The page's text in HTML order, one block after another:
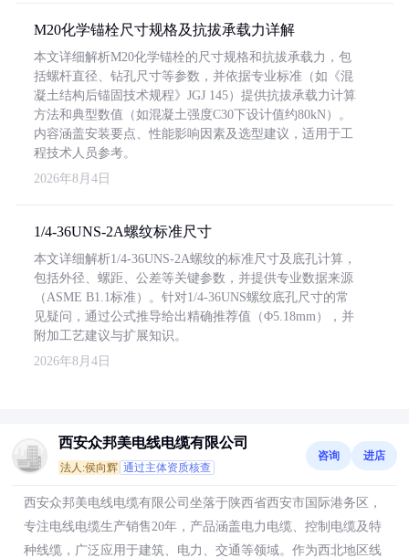
M20化学锚栓尺寸规格及抗拔承载力详解
本文详细解析M20化学锚栓的尺寸规格和抗拔承载力，包
括螺杆直径、钻孔尺寸等参数，并依据专业标准（如《混
凝土结构后锚固技术规程》JGJ 145）提供抗拔承载力计算
方法和典型数值（如混凝土强度C30下设计值约80kN）。
内容涵盖安装要点、性能影响因素及选型建议，适用于工
程技术人员参考。
2026年8月4日
1/4-36UNS-2A螺纹标准尺寸
本文详细解析1/4-36UNS-2A螺纹的标准尺寸及底孔计算，
包括外径、螺距、公差等关键参数，并提供专业数据来源
（ASME B1.1标准）。针对1/4-36UNS螺纹底孔尺寸的常
见疑问，通过公式推导给出精确推荐值（Φ5.18mm），并
附加工艺建议与扩展知识。
2026年8月4日
西安众邦美电线电缆有限公司
法人:侯向辉 通过主体资质核查
咨询 进店
西安众邦美电线电缆有限公司坐落于陕西省西安市国际港务区，
专注电线电缆生产销售20年，产品涵盖电力电缆、控制电缆及特
种线缆，广泛应用于建筑、电力、交通等领域。作为西北地区线